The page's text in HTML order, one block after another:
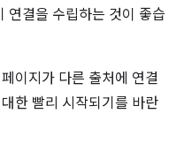
연결을 수립하는 것이 좋습
이지가 다른 출처에 연결
한 빨리 시작되기를 바란